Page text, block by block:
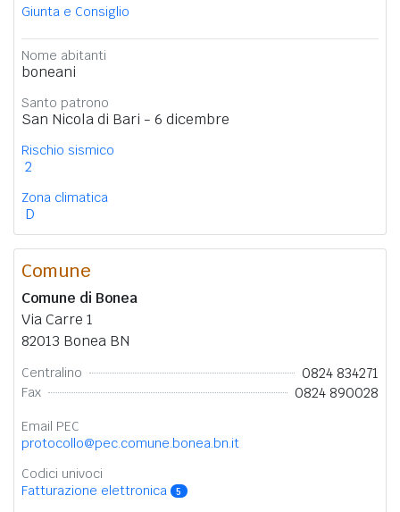
Giunta e Consiglio
Nome abitanti
boneani
Santo patrono
San Nicola di Bari - 6 dicembre
Rischio sismico
2
Zona climatica
D
Comune
Comune di Bonea
Via Carre 1
82013 Bonea BN
Centralino 0824 834271
Fax 0824 890028
Email PEC
protocollo@pec.comune.bonea.bn.it
Codici univoci
Fatturazione elettronica
5